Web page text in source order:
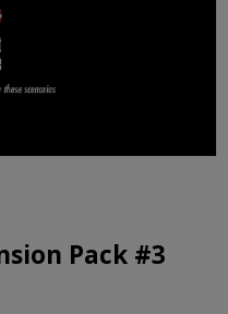
Pack #3